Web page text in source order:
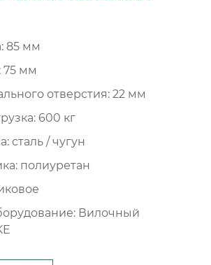
85 мм
75 мм
отверстия: 22 мм
600 кг
сталь / чугун
полиуретан
Вилочный